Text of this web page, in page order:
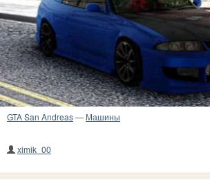
GTA San Andreas— Машины
ximik_00